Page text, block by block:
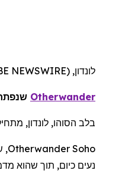
לונדון, June 02, 2026 (GLOBE NEWSWIRE) --
Otherwander שנפתח
בלב הסוהו, לונדון,
Otherwander Soho
נעים כיום, תוך שהוא